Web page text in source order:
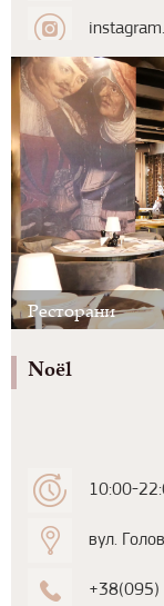
Ресторани
Noël
10:00-
вул.